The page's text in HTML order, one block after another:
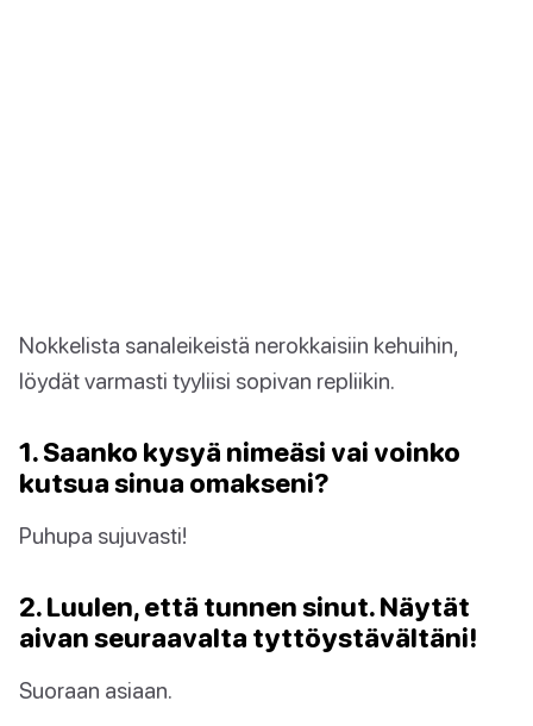
Nokkelista sanaleikeistä nerokkaisiin kehuihin,
löydät varmasti tyyliisi sopivan repliikin.
1. Saanko kysyä nimeäsi vai voinko
kutsua sinua omakseni?
Puhupa sujuvasti!
2. Luulen, että tunnen sinut. Näytät
aivan seuraavalta tyttöystävältäni!
Suoraan asiaan.